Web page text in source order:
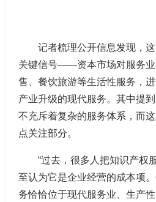
记者梳理公开信息发现，
关键信号——资本市场对服务业
售、餐饮旅游等生活性服务，
产业升级的现代服务。其中提
不充斥着复杂的服务体系，而
点关注部分。
“过去，很多人把知识产权
至认为它是企业经营的成本项
务恰恰位于现代服务业、生产